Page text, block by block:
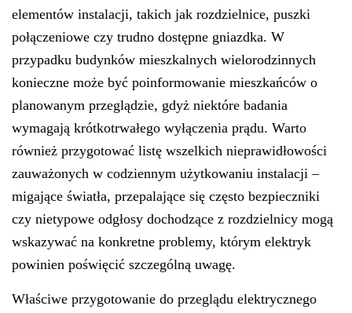
elementów instalacji, takich jak rozdzielnice, puszki
połączeniowe czy trudno dostępne gniazdka. W
przypadku budynków mieszkalnych wielorodzinnych
konieczne może być poinformowanie mieszkańców o
planowanym przeglądzie, gdyż niektóre badania
wymagają krótkotrwałego wyłączenia prądu. Warto
również przygotować listę wszelkich nieprawidłowości
zauważonych w codziennym użytkowaniu instalacji –
migające światła, przepalające się często bezpieczniki
czy nietypowe odgłosy dochodzące z rozdzielnicy mogą
wskazywać na konkretne problemy, którym elektryk
powinien poświęcić szczególną uwagę.
Właściwe przygotowanie do przeglądu elektrycznego